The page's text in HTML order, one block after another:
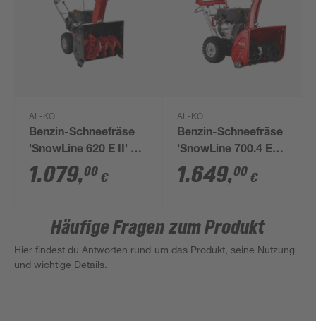
AL-KO
Benzin-Schneefräse
'SnowLine 620 E II' 62
cm
1.079,00 €
AL-KO
Benzin-Schneefräse
'SnowLine 700.4 E
LED' 7,8 kW,
Arbeitsbreite 70 cm
1.649,00 €
Häufige Fragen zum Produkt
Hier findest du Antworten rund um das Produkt, seine Nutzung
und wichtige Details.